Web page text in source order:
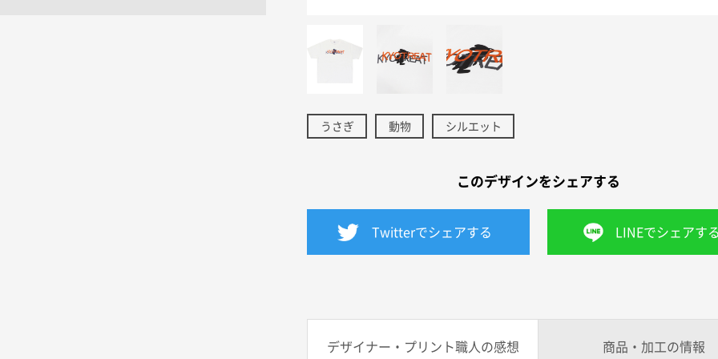
うさぎ 動物 シルエット
このデザインをシェアする
Twitterでシェアする LINEでシェアす
デザイナー・プリント職人の感想 商品・加工の情報